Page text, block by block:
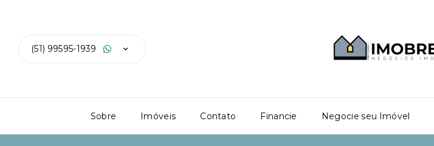
(51) 99595-1939
Sobre Imóveis Contato Financie Negocie seu Imóvel